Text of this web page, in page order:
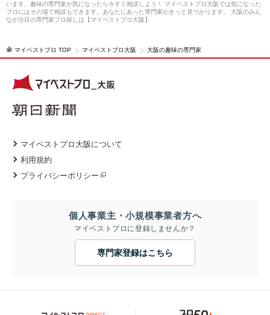
います。趣味の専門家が気になったら今すぐ相談しよう！ マイベストプロ大阪では気になった
プロにはその場で相談もできます。あなたにあった専門家がきっと見つかります。 大阪のみん
なが注目の専門家プロ探しは【マイベストプロ大阪】
マイベストプロ TOP マイベストプロ大阪 大阪の趣味の専門家
マイベストプロ大阪について
利用規約
プライバシーポリシー
個人事業主・小規模事業者方へ
マイベストプロに登録しませんか？
専門家登録はこちら